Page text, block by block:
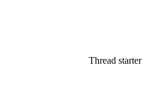
Thread starter